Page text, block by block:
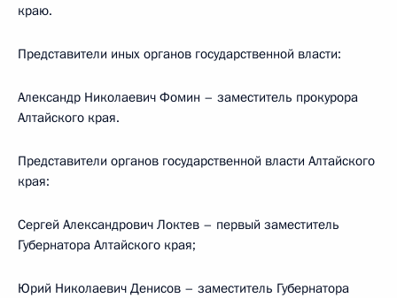
краю.
Представители иных органов государственной власти:
Александр Николаевич Фомин – заместитель прокурора
Алтайского края.
Представители органов государственной власти Алтайского
края:
Сергей Александрович Локтев – первый заместитель
Губернатора Алтайского края;
Юрий Николаевич Денисов – заместитель Губернатора